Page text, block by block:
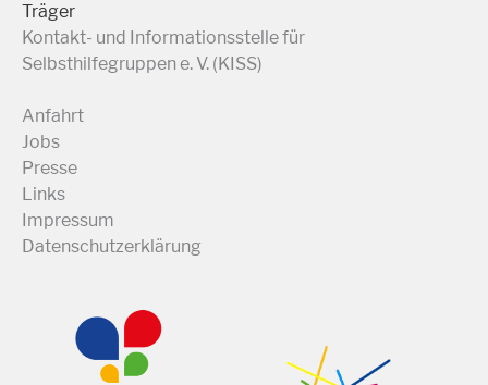
Träger
Kontakt- und Informationsstelle für
Selbsthilfegruppen e. V. (KISS)
Anfahrt
Jobs
Presse
Links
Impressum
Datenschutzerklärung